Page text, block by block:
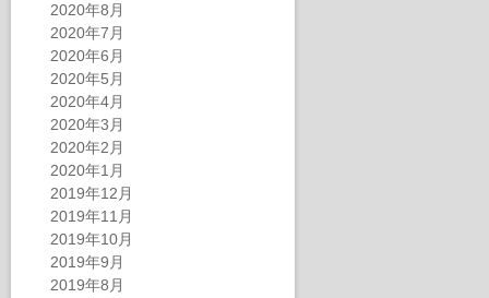
2020年8月
2020年7月
2020年6月
2020年5月
2020年4月
2020年3月
2020年2月
2020年1月
2019年12月
2019年11月
2019年10月
2019年9月
2019年8月